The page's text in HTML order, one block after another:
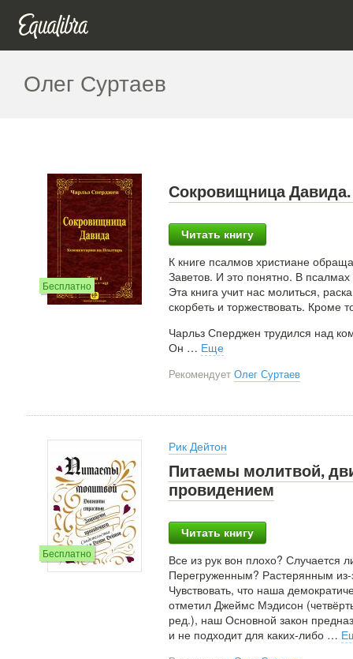
Олег Суртаев
Бесплатно
Сокровищница
Читать книгу
К книге псалмов христиане
Заветов. И это понятно. В
Эта книга учит нас молиться,
скорбеть и торжествовать. Кроме
Чарльз Сперджен трудился над
Он … Еще
Рекомендует Олег Суртаев
Бесплатно
Рик Дейтон
Питаемы молитвой,
провидением
Читать книгу
Все из рук вон плохо? Случается
Перегруженным? Растерянным
Чувствовать, что наша
отметил Джеймс Мэдисон
ред.), наш Основной закон
и не подходит для каких-либо …